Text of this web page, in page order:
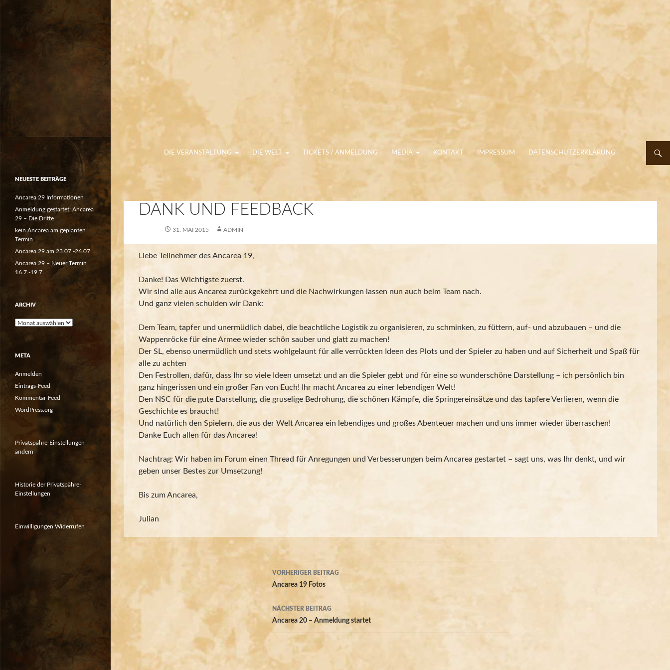
ZUM INHALT SPRINGEN
DIE VERANSTALTUNG
DIE WELT TICKETS / ANMELDUNG MEDIA KONTAKT IMPRESSUM DATENSCHUTZERKLÄRUNG
DANK UND FEEDBACK
31. MAI 2015 ADMIN
Liebe Teilnehmer des Ancarea 19,
Danke! Das Wichtigste zuerst.
Wir sind alle aus Ancarea zurückgekehrt und die Nachwirkungen lassen nun auch beim Team nach.
Und ganz vielen schulden wir Dank:
Dem Team, tapfer und unermüdlich dabei, die beachtliche Logistik zu organisieren, zu schminken, zu füttern, auf- und abzubauen – und die
Wappenröcke für eine Armee wieder schön sauber und glatt zu machen!
Der SL, ebenso unermüdlich und stets wohlgelaunt für alle verrückten Ideen des Plots und der Spieler zu haben und auf Sicherheit und Spaß für
alle zu achten
Den Festrollen, dafür, dass Ihr so viele Ideen umsetzt und an die Spieler gebt und für eine so wunderschöne Darstellung – ich persönlich bin
ganz hingerissen und ein großer Fan von Euch! Ihr macht Ancarea zu einer lebendigen Welt!
Den NSC für die gute Darstellung, die gruselige Bedrohung, die schönen Kämpfe, die Springereinsätze und das tapfere Verlieren, wenn die
Geschichte es braucht!
Und natürlich den Spielern, die aus der Welt Ancarea ein lebendiges und großes Abenteuer machen und uns immer wieder überraschen!
Danke Euch allen für das Ancarea!
Nachtrag: Wir haben im Forum einen Thread für Anregungen und Verbesserungen beim Ancarea gestartet – sagt uns, was Ihr denkt, und wir
geben unser Bestes zur Umsetzung!
Bis zum Ancarea,
Julian
Beitrags-
Navigation
VORHERIGER BEITRAG
Ancarea 19 Fotos
NÄCHSTER BEITRAG
Ancarea 20 – Anmeldung startet
NEUESTE BEITRÄGE
Ancarea 29 Informationen
Anmeldung gestartet: Ancarea
29 – Die Dritte
kein Ancarea am geplanten
Termin
Ancarea 29 am 23.07.-26.07.
Ancarea 29 – Neuer Termin
16.7.-19.7.
ARCHIV
Archiv
META
Anmelden
Eintrags-Feed
Kommentar-Feed
WordPress.org
Privatspähre-Einstellungen
ändern
Historie der Privatspähre-
Einstellungen
Einwilligungen Widerrufen